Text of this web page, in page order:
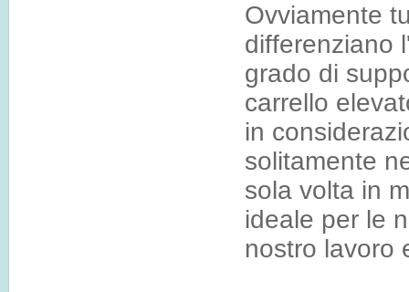
Ovviamente
differenziano
grado di
carrello
in
solitamente
sola volta in
ideale per le
nostro lavoro